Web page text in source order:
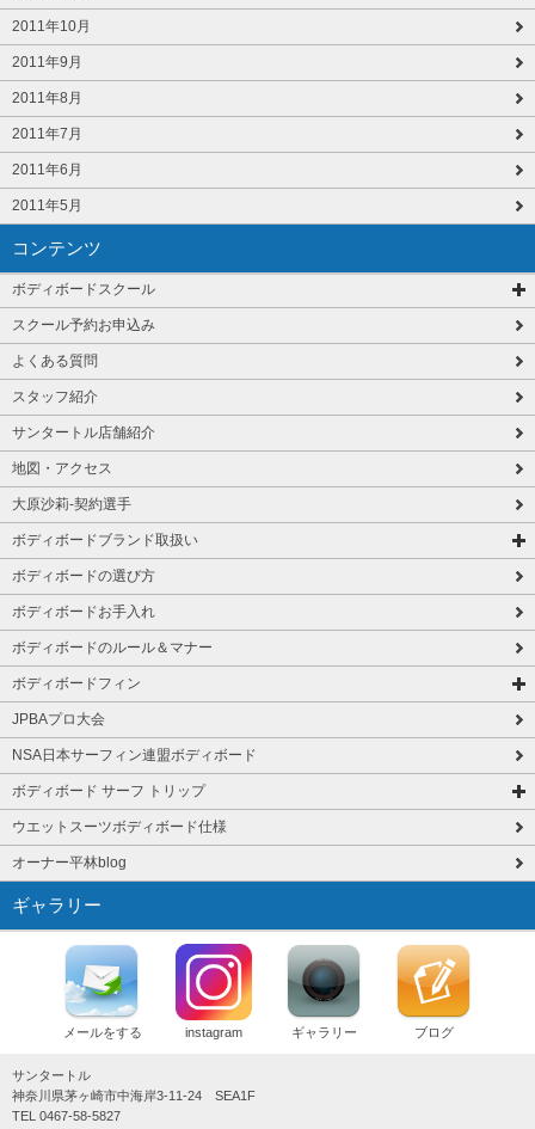
2011年10月
2011年9月
2011年8月
2011年7月
2011年6月
2011年5月
コンテンツ
ボディボードスクール
スクール予約お申込み
よくある質問
スタッフ紹介
サンタートル店舗紹介
地図・アクセス
大原沙莉-契約選手
ボディボードブランド取扱い
ボディボードの選び方
ボディボードお手入れ
ボディボードのルール＆マナー
ボディボードフィン
JPBAプロ大会
NSA日本サーフィン連盟ボディボード
ボディボード サーフ トリップ
ウエットスーツボディボード仕様
オーナー平林blog
ギャラリー
メールをする instagram ギャラリー ブログ
サンタートル
神奈川県茅ヶ崎市中海岸3-11-24 SEA1F
TEL 0467-58-5827